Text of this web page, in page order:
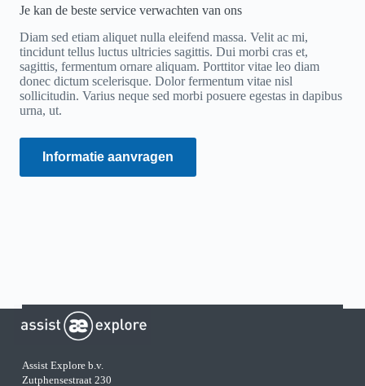
Je kan de beste service verwachten van ons
Diam sed etiam aliquet nulla eleifend massa. Velit ac mi,
tincidunt tellus luctus ultricies sagittis. Dui morbi cras et,
sagittis, fermentum ornare aliquam. Porttitor vitae leo diam
donec dictum scelerisque. Dolor fermentum vitae nisl
sollicitudin. Varius neque sed morbi posuere egestas in dapibus
urna, ut.
Informatie aanvragen
Assist Explore b.v.
Zutphensestraat 230